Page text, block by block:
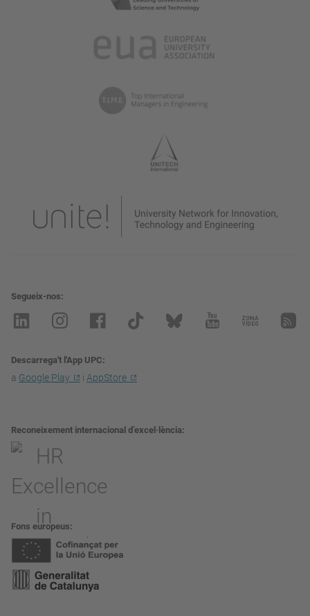
Segueix-nos
Descarrega't l'App UPC
a Google Play i AppStore
Reconeixement internacional d’excel·lència
Fons europeus